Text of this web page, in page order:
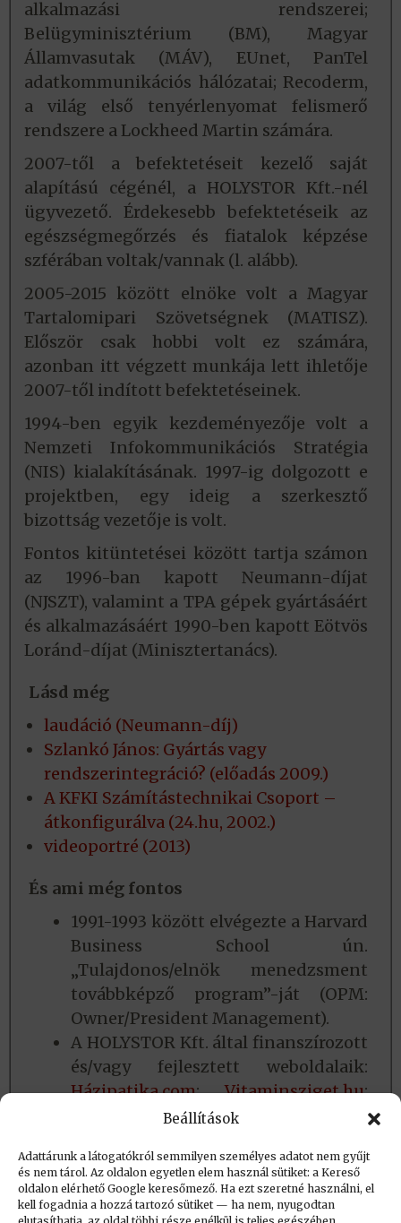
Beállítások
Adattárunk a látogatókról semmilyen személyes adatot nem gyűjt
és nem tárol. Az oldalon egyetlen elem használ sütiket: a Kereső
oldalon elérhető Google keresőmező. Ha ezt szeretné használni, el
kell fogadnia a hozzá tartozó sütiket — ha nem, nyugodtan
alkalmazási rendszerei;
Belügyminisztérium (BM), Magyar
Államvasutak (MÁV), EUnet, PanTel
adatkommunikációs hálózatai; Recoderm,
a világ első tenyérlenyomat felismerő
rendszere a Lockheed Martin számára.
2007-től a befektetéseit kezelő saját
alapítású cégénél, a HOLYSTOR Kft.-nél
ügyvezető. Érdekesebb befektetéseik az
egészségmegőrzés és fiatalok képzése
szférában voltak/vannak (l. alább).
2005-2015 között elnöke volt a Magyar
Tartalomipari Szövetségnek (MATISZ).
Először csak hobbi volt ez számára,
azonban itt végzett munkája lett ihletője
2007-től indított befektetéseinek.
1994-ben egyik kezdeményezője volt a
Nemzeti Info­kommunikációs Stratégia
(NIS) kialakításának. 1997-ig dolgozott e
projektben, egy ideig a szerkesztő
bizottság vezetője is volt.
Fontos kitüntetései között tartja számon
az 1996-ban kapott Neumann-díjat
(NJSZT), valamint a TPA gépek gyártásáért
és alkalmazásáért 1990-ben kapott Eötvös
Loránd-díjat (Minisztertanács).
Lásd még
laudáció (Neumann-díj)
Szlankó János: Gyártás vagy
rendszerintegráció? (előadás 2009.)
A KFKI Számítástechnikai Csoport –
átkonfigurálva (24.hu, 2002.)
videoportré (2013)
És ami még fontos
1991-1993 között elvégezte a Harvard
Business School ún.
„Tulajdonos/elnök menedzsment
továbbképző program”-ját (OPM:
Owner/President Management).
A HOLYSTOR Kft. által finanszírozott
és/vagy fejlesztett weboldalaik:
Házipatika.com;Vitaminsziget.hu;
Játéknet.hu;
Létrehozva: 2019.09.25. 19:12